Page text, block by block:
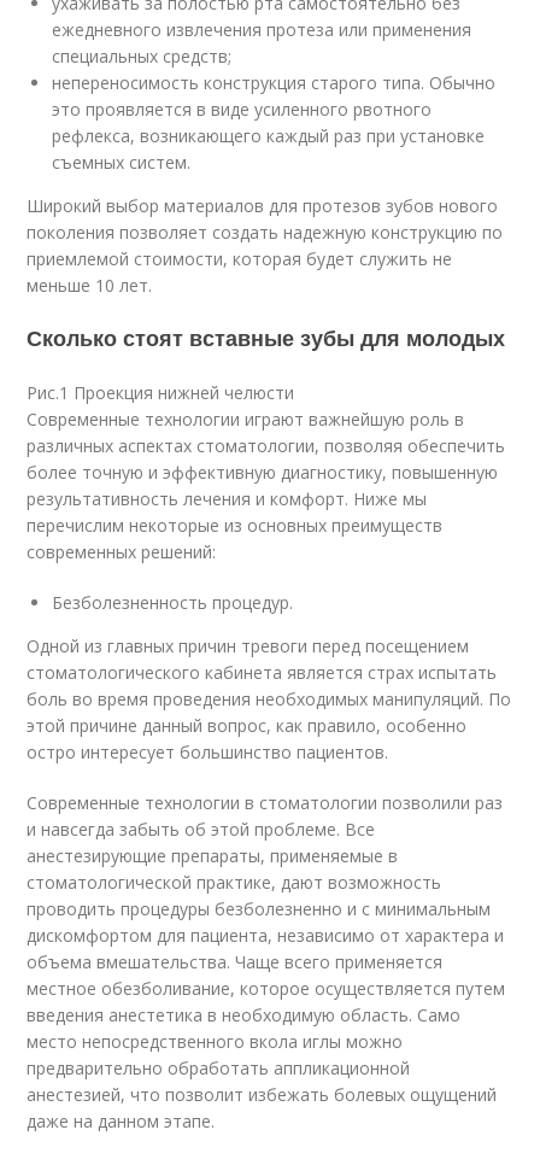
ежедневного извлечения протеза или применения
специальных средств;
непереносимость конструкция старого типа. Обычно
это проявляется в виде усиленного рвотного
рефлекса, возникающего каждый раз при установке
съемных систем.
Широкий выбор материалов для протезов зубов нового
поколения позволяет создать надежную конструкцию по
приемлемой стоимости, которая будет служить не
меньше 10 лет.
Сколько стоят вставные зубы для молодых
Рис.1 Проекция нижней челюсти
Современные технологии играют важнейшую роль в
различных аспектах стоматологии, позволяя обеспечить
более точную и эффективную диагностику, повышенную
результативность лечения и комфорт. Ниже мы
перечислим некоторые из основных преимуществ
современных решений:
Безболезненность процедур.
Одной из главных причин тревоги перед посещением
стоматологического кабинета является страх испытать
боль во время проведения необходимых манипуляций. По
этой причине данный вопрос, как правило, особенно
остро интересует большинство пациентов.
Современные технологии в стоматологии позволили раз
и навсегда забыть об этой проблеме. Все
анестезирующие препараты, применяемые в
стоматологической практике, дают возможность
проводить процедуры безболезненно и с минимальным
дискомфортом для пациента, независимо от характера и
объема вмешательства. Чаще всего применяется
местное обезболивание, которое осуществляется путем
введения анестетика в необходимую область. Само
место непосредственного вкола иглы можно
предварительно обработать аппликационной
анестезией, что позволит избежать болевых ощущений
даже на данном этапе.